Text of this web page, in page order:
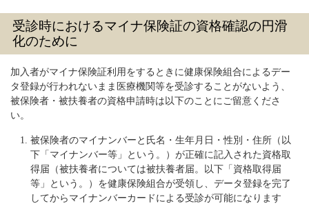
受診時におけるマイナ保険証の資格確認の円滑
化のために
加入者がマイナ保険証利用をするときに健康保険組合によるデー
タ登録が行われないまま医療機関等を受診することがないよう、
被保険者・被扶養者の資格申請時は以下のことにご留意くださ
い。
被保険者のマイナンバーと氏名・生年月日・性別・住所（以
下「マイナンバー等」という。）が正確に記入された資格取
得届（被扶養者については被扶養者届。以下「資格取得届
等」という。）を健康保険組合が受領し、データ登録を完了
してからマイナンバーカードによる受診が可能になります